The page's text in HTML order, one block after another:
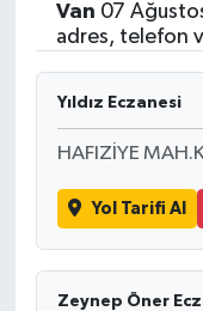
Van 07
adres, telefon
Yıldız Eczanesi
HAFIZİYE
Yol Tarifi Al
Zeynep Öner